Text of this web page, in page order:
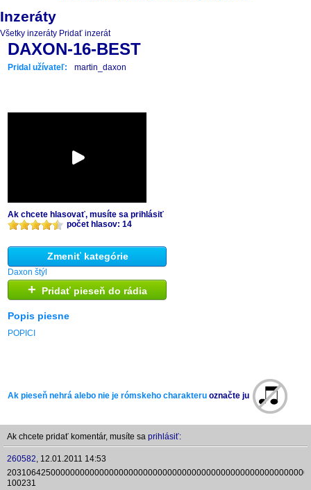
Inzeráty
Všetky inzeráty Pridať inzerát
DAXON-16-BEST
Pridal užívateľ: martin_daxon
Ak chcete hlasovať, musíte sa prihlásiť
počet hlasov: 14
Zmeniť kategórie
Daxon štýl
+ Pridať pieseň do rádia
Popis piesne
POPICI
Ak pieseň nehrá alebo nie je rómskeho charakteru označte ju
Ak chcete pridať komentár, musíte sa prihlásiť:
260582, 12.01.2011 14:53
100231